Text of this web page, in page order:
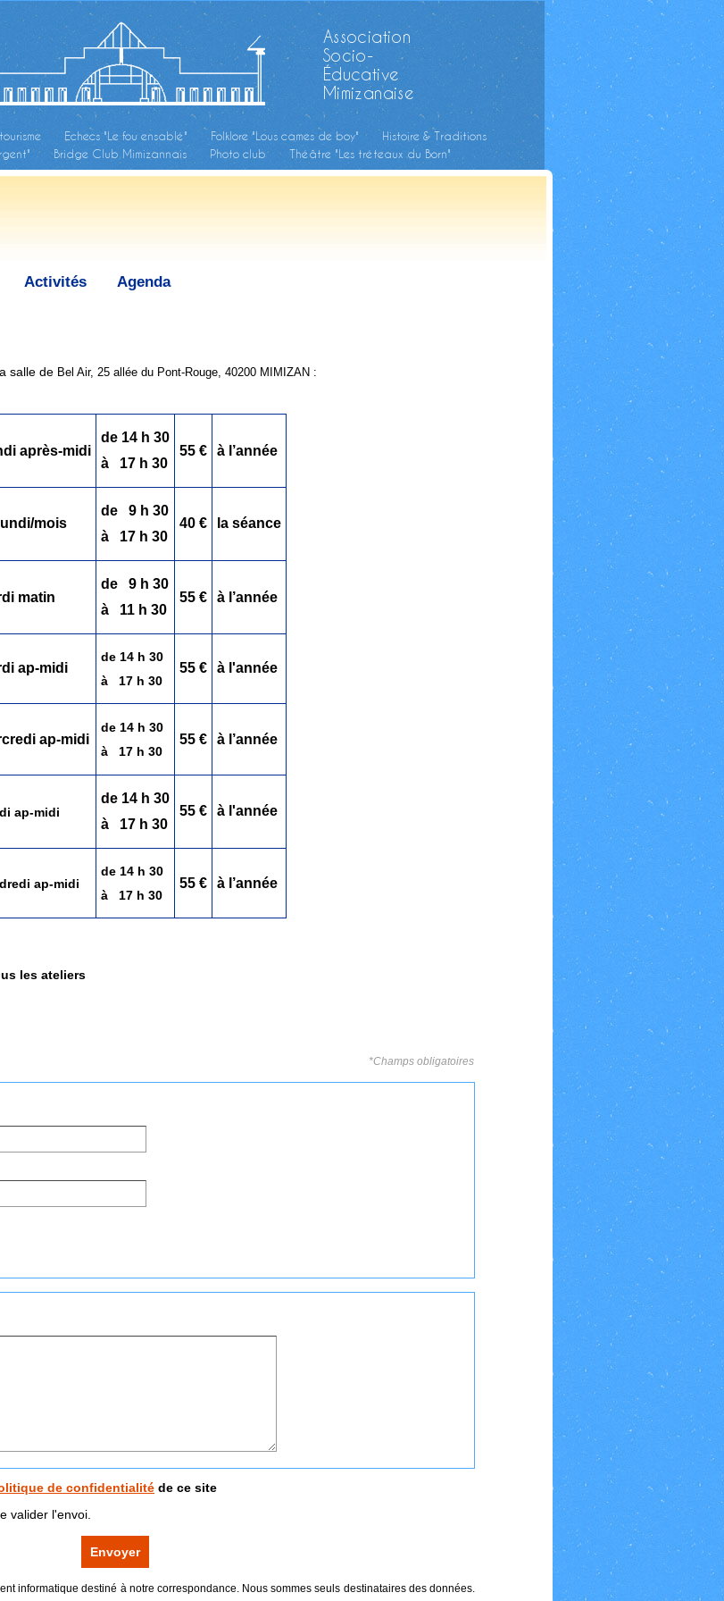
Association
Socio-
Éducative
Mimizanaise
Echecs "Le fou ensablé" Folklore "Lous cames de boy"
Histoire & Traditions
Bridge Club Mimizannais Photo club Théâtre "Les tréteaux du Born"
Activités Agenda
salle de Bel Air, 25 allée du Pont-Rouge, 40200 MIMIZAN :
après-midi
de 14 h 30
à 17 h 30
55 € à l’année
mois
de 9 h 30
à 17 h 30
40 € la séance
matin
de 9 h 30
à 11 h 30
55 € à l’année
ap-midi
de 14 h 30
à 17 h 30
55 € à l'année
ap-midi
de 14 h 30
à 17 h 30
55 € à l’année
ap-midi
de 14 h 30
à 17 h 30
55 € à l'année
ap-midi
de 14 h 30
à 17 h 30
55 € à l’année
les ateliers
*Champs obligatoires
de confidentialité de ce site
valider l'envoi.
informatique destiné à notre correspondance. Nous sommes seuls destinataires des données.